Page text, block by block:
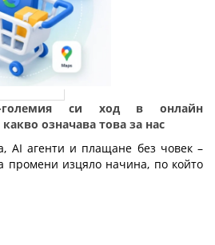
големия си ход в онлайн
означава това за нас
AI агенти и плащане без човек –
промени изцяло начина, по който